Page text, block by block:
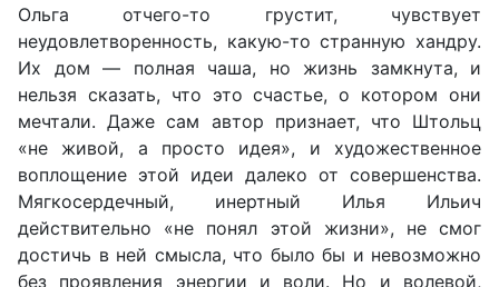
Ольга отчего-то грустит, чувствует
неудовлетворенность, какую-то странную хандру.
Их дом — полная чаша, но жизнь замкнута, и
нельзя сказать, что это счастье, о котором они
мечтали. Даже сам автор признает, что Штольц
«не живой, а просто идея», и художественное
воплощение этой идеи далеко от совершенства.
Мягкосердечный, инертный Илья Ильич
действительно «не понял этой жизни», не смог
достичь в ней смысла, что было бы и невозможно
без проявления энергии и воли. Но и волевой,